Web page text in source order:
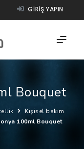
GIRIŞ YAPIN
Bouquet
Kişisel bakım
100ml Bouquet